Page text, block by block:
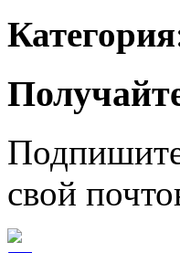
Категория
свой